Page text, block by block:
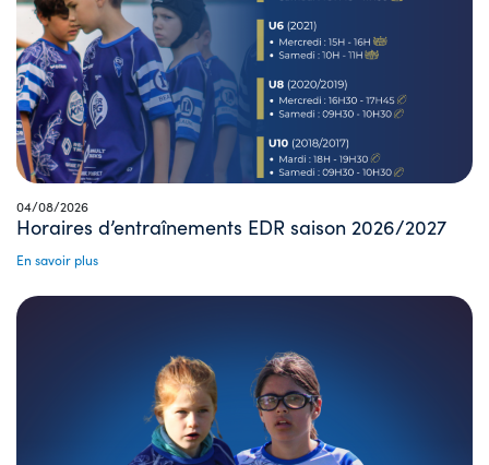
04/08/2026
Horaires d’entraînements EDR saison 2026/2027
En savoir plus